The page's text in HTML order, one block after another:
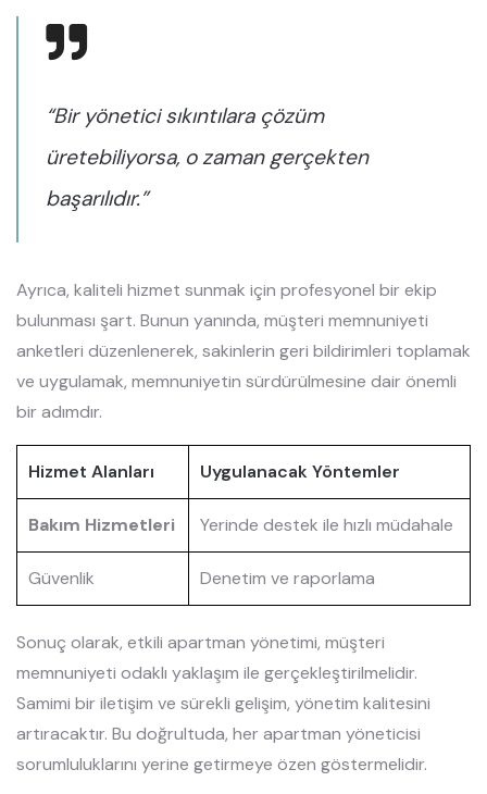
“Bir yönetici sıkıntılara çözüm
üretebiliyorsa, o zaman gerçekten
başarılıdır.”
Ayrıca, kaliteli hizmet sunmak için profesyonel bir ekip
bulunması şart. Bunun yanında, müşteri memnuniyeti
anketleri düzenlenerek, sakinlerin geri bildirimleri toplamak
ve uygulamak, memnuniyetin sürdürülmesine dair önemli
bir adımdır.
Hizmet Alanları Uygulanacak Yöntemler
Bakım Hizmetleri Yerinde destek ile hızlı müdahale
Güvenlik Denetim ve raporlama
Sonuç olarak, etkili apartman yönetimi, müşteri
memnuniyeti odaklı yaklaşım ile gerçekleştirilmelidir.
Samimi bir iletişim ve sürekli gelişim, yönetim kalitesini
artıracaktır. Bu doğrultuda, her apartman yöneticisi
sorumluluklarını yerine getirmeye özen göstermelidir.